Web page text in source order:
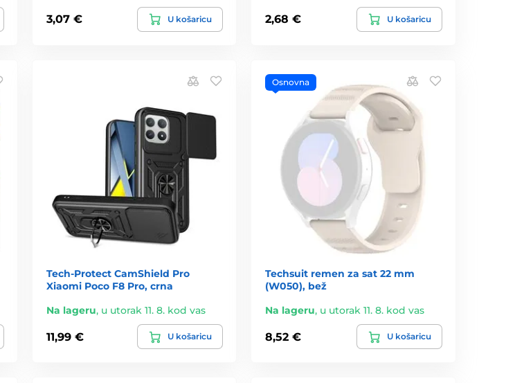
3,07 € U košaricu 2,68 € U košaricu
Tech-Protect CamShield Pro
Xiaomi Poco F8 Pro, crna
Na lageru, u utorak 11. 8. kod vas
11,99 € U košaricu
Osnovna
Techsuit remen za sat 22 mm
(W050), bež
Na lageru, u utorak 11. 8. kod vas
8,52 € U košaricu